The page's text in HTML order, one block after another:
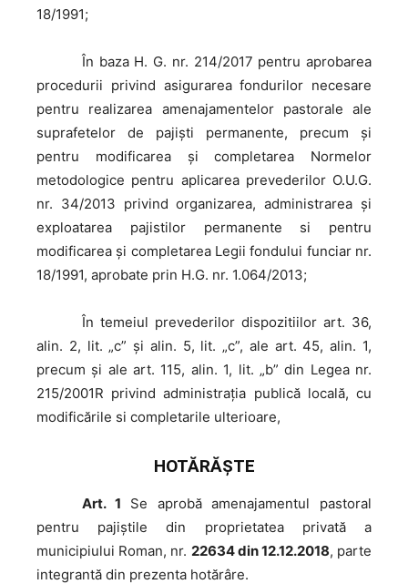
18/1991;
În baza H. G. nr. 214/2017 pentru aprobarea
procedurii privind asigurarea fondurilor necesare
pentru realizarea amenajamentelor pastorale ale
suprafetelor de pajiști permanente, precum și
pentru modificarea și completarea Normelor
metodologice pentru aplicarea prevederilor O.U.G.
nr. 34/2013 privind organizarea, administrarea și
exploatarea pajistilor permanente si pentru
modificarea și completarea Legii fondului funciar nr.
18/1991, aprobate prin H.G. nr. 1.064/2013;
În temeiul prevederilor dispozitiilor art. 36,
alin. 2, lit. „c” și alin. 5, lit. „c”, ale art. 45, alin. 1,
precum și ale art. 115, alin. 1, lit. „b” din Legea nr.
215/2001R privind administrația publică locală, cu
modificările si completarile ulterioare,
HOTĂRĂŞTE
Art. 1 Se aprobă amenajamentul pastoral
pentru pajiștile din proprietatea privată a
municipiului Roman, nr. 22634 din 12.12.2018, parte
integrantă din prezenta hotărâre.